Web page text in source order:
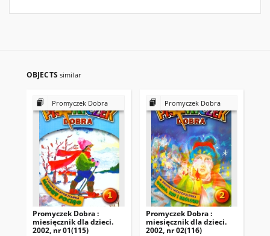
OBJECTS similar
Promyczek Dobra
Promyczek Dobra :
miesięcznik dla dzieci.
2002, nr 01(115)
Promyczek Dobra
Promyczek Dobra :
miesięcznik dla dzieci.
2002, nr 02(116)